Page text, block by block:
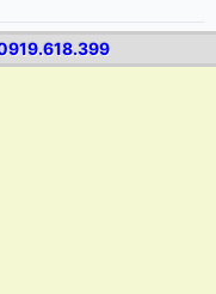
nhãn khổ 1m2